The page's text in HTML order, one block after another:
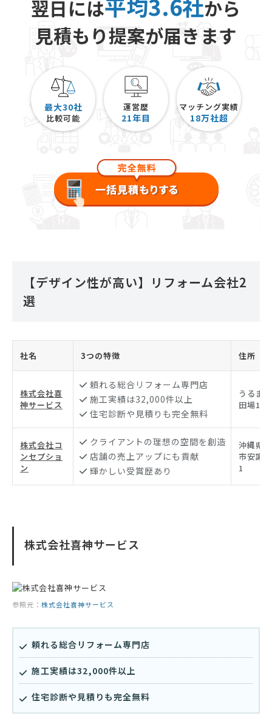
翌日には平均3.6社から
見積もり提案が届きます
最大30社
比較可能
運営歴
21年目
マッチング実績
18万社超
【デザイン性が高い】リフォーム会社2
選
社名 3つの特徴 住所
株式会社喜
神サービス
頼れる総合リフォーム専門店
施工実績は32,000件以上
住宅診断や見積りも完全無料
うるま
田場
株式会社コ
ンセプショ
ン
クライアントの理想の空間を創造
店舗の売上アップにも貢献
輝かしい受賞歴あり
沖縄県
市安謝
1
株式会社喜神サービス
参照元： 株式会社喜神サービス
頼れる総合リフォーム専門店
施工実績は32,000件以上
住宅診断や見積りも完全無料